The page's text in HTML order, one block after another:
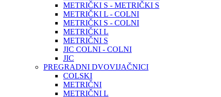
METRIČKI S - METRIČKI S
METRIČKI L - COLNI
METRIČKI S - COLNI
METRIČKI L
METRIČNI S
JIC COLNI - COLNI
JIC
PREGRADNI DVOVIJAČNICI
COLSKI
METRIČNI
METRIČNI L